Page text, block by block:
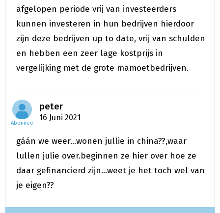
afgelopen periode vrij van investeerders
kunnen investeren in hun bedrijven hierdoor
zijn deze bedrijven up to date, vrij van schulden
en hebben een zeer lage kostprijs in
vergelijking met de grote mamoetbedrijven.
Abonnee
peter
16 Juni 2021
gáán we weer...wonen jullie in china??,waar
lullen julie over.beginnen ze hier over hoe ze
daar gefinancierd zijn...weet je het toch wel van
je eigen??